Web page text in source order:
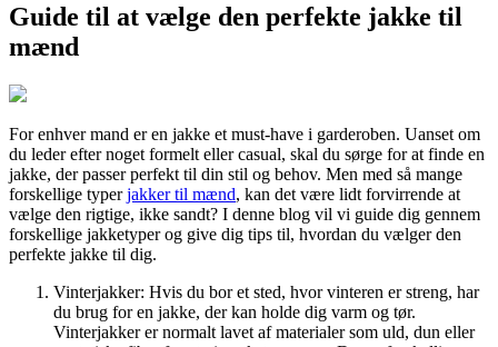
Guide til at vælge den perfekte jakke til
mænd
For enhver mand er en jakke et must-have i garderoben. Uanset om
du leder efter noget formelt eller casual, skal du sørge for at finde en
jakke, der passer perfekt til din stil og behov. Men med så mange
forskellige typerjakker til mænd, kan det være lidt forvirrende at
vælge den rigtige, ikke sandt? I denne blog vil vi guide dig gennem
forskellige jakketyper og give dig tips til, hvordan du vælger den
perfekte jakke til dig.
Vinterjakker: Hvis du bor et sted, hvor vinteren er streng, har
du brug for en jakke, der kan holde dig varm og tør.
Vinterjakker er normalt lavet af materialer som uld, dun eller